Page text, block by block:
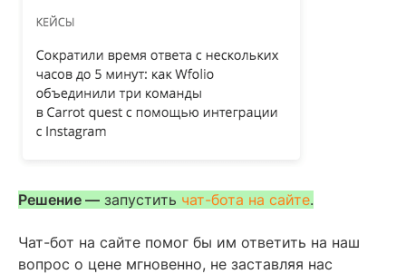
Решение — запустить чат-бота на сайте.
Чат-бот на сайте помог бы им ответить на наш
вопрос о цене мгновенно, не заставляя нас